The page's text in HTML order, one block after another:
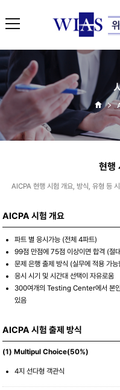
현행
AICPA 현행 시험 개요, 방식, 유형 등
AICPA 시험 개요
파트 별 응시가능 (전체 4파트)
99점 만점에 75점 이상이면 합격 (절
문제 은행 출제 방식 (실무에 적용 가능
응시 시기 및 시간대 선택이 자유로움
300여개의 Testing Center에서 본인
있음
AICPA 시험 출제 방식
(1) Multipul Choice(50%)
4지 선다형 객관식